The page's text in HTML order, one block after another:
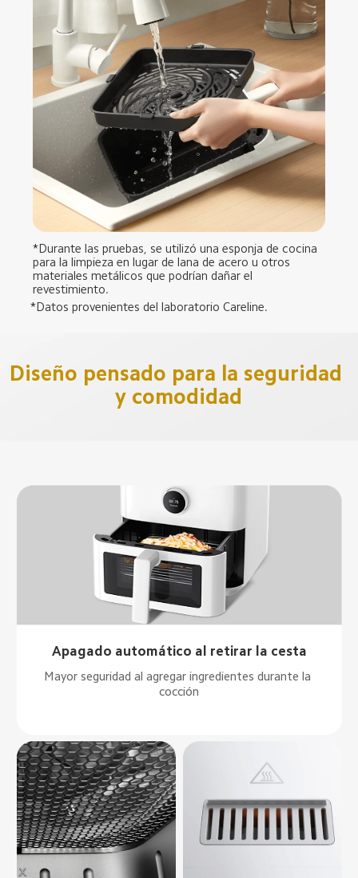
*Durante las pruebas, se utilizó una esponja de cocina
para la limpieza en lugar de lana de acero u otros
materiales metálicos que podrían dañar el
revestimiento.
*Datos provenientes del laboratorio Careline.
Diseño pensado para la seguridad
y comodidad
Apagado automático al retirar la cesta
Mayor seguridad al agregar ingredientes durante la
cocción